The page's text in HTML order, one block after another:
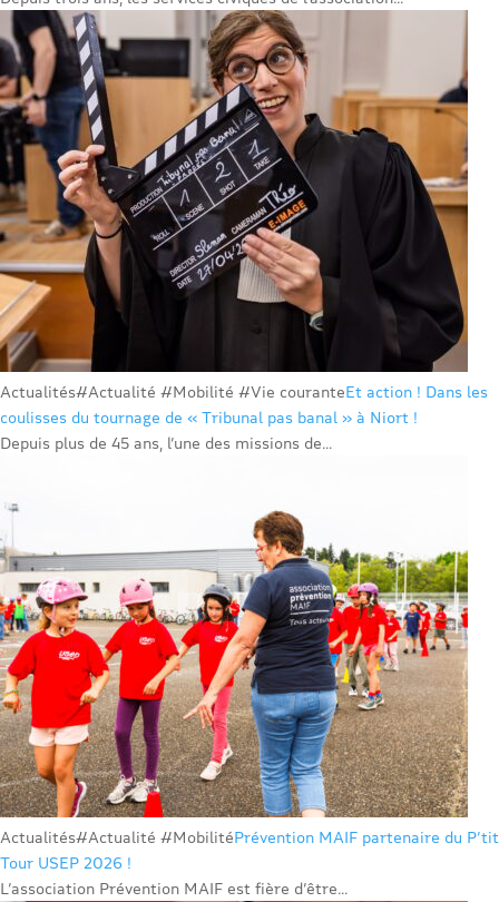
Actualités#Actualité #Mobilité #Vie couranteEt action ! Dans les
coulisses du tournage de « Tribunal pas banal » à Niort !
Depuis plus de 45 ans, l’une des missions de...
Actualités#Actualité #MobilitéPrévention MAIF partenaire du P’tit
Tour USEP 2026 !
L’association Prévention MAIF est fière d’être...